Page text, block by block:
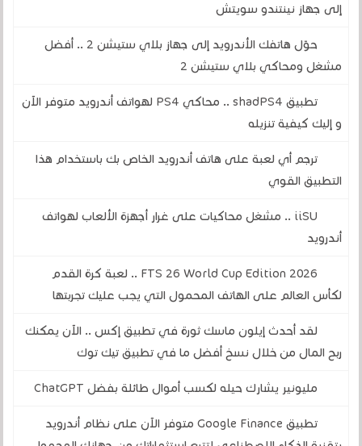
إلى جهاز نينتندو سويتش
حوّل هاتفك الأندرويد إلى جهاز بلاي ستيشن 2 .. أفضل
مشغل ومحاكي بلاي ستيشن 2
تطبيق shadPS4 .. محاكي PS4 لهواتف أندرويد متوفر الآن
و إليك كيفية تنزيله
ترجم أي لعبة على هاتف أندرويد الخاص بك باستخدام هذا
التطبيق القوي
iiSU .. مشغل محاكيات على غرار أجهزة الألعاب لهواتف
أندرويد
FTS 26 World Cup Edition 2026 .. لعبة كرة القدم
لكأس العالم على الهاتف المحمول التي يجب عليك تجربتها
لقد أحدث إيلون ماسك ثورة في تطبيق إكس .. الآن يمكنك
ربح المال من خلال نسخ أفضل ما في تطبيق تيك توك
مليونير يشارك حيله لكسب أموال طائلة بفضل ChatGPT
تطبيق Google Finance متوفر الآن على نظام أندرويد